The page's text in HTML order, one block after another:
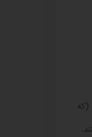
(که